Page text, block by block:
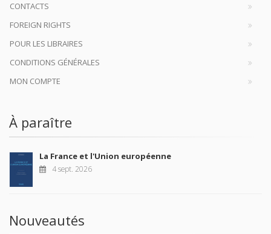
CONTACTS
FOREIGN RIGHTS
POUR LES LIBRAIRES
CONDITIONS GÉNÉRALES
MON COMPTE
À paraître
La France et l'Union européenne
4 sept. 2026
Nouveautés